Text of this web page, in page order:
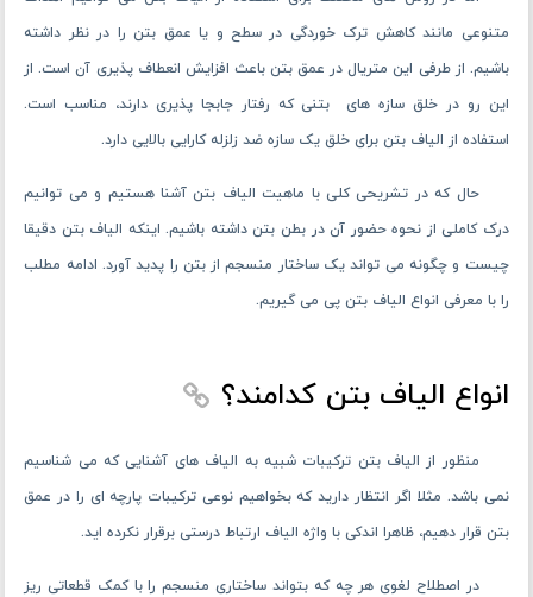
متنوعی مانند کاهش ترک خوردگی در سطح و یا عمق بتن را در نظر داشته
باشیم. از طرفی این متریال در عمق بتن باعث افزایش انعطاف پذیری آن است. از
این رو در خلق سازه های بتنی که رفتار جابجا پذیری دارند، مناسب است.
استفاده از الیاف بتن برای خلق یک سازه ضد زلزله کارایی بالایی دارد.
حال که در تشریحی کلی با ماهیت الیاف بتن آشنا هستیم و می ‌توانیم
درک کاملی از نحوه حضور آن در بطن بتن داشته باشیم. اینکه الیاف بتن دقیقا
چیست و چگونه می تواند یک ساختار منسجم از بتن را پدید آورد. ادامه مطلب
را با معرفی انواع الیاف بتن پی می ‌گیریم.
انواع الیاف بتن کدامند؟
منظور از الیاف بتن ترکیبات شبیه به الیاف های آشنایی که می شناسیم
نمی باشد. مثلا اگر انتظار دارید که بخواهیم نوعی ترکیبات پارچه ای را در عمق
بتن قرار دهیم، ظاهرا اندکی با واژه الیاف ارتباط درستی برقرار نکرده اید.
در اصطلاح لغوی هر چه که بتواند ساختاری منسجم را با کمک قطعاتی ریز